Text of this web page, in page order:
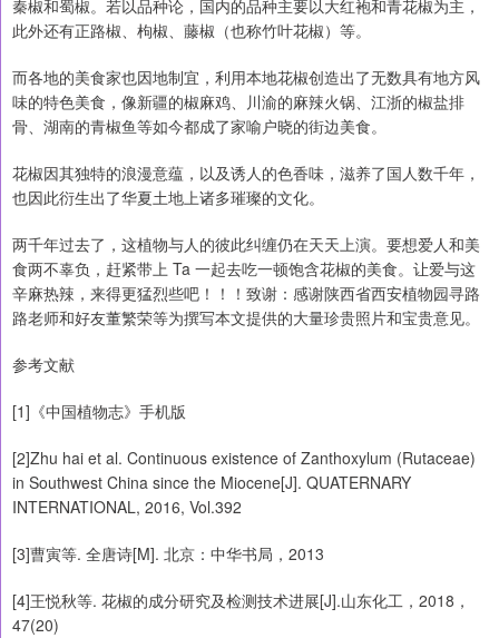
秦椒和蜀椒。若以品种论，国内的品种主要以大红袍和青花椒为主，
此外还有正路椒、枸椒、藤椒（也称竹叶花椒）等。
而各地的美食家也因地制宜，利用本地花椒创造出了无数具有地方风
味的特色美食，像新疆的椒麻鸡、川渝的麻辣火锅、江浙的椒盐排
骨、湖南的青椒鱼等如今都成了家喻户晓的街边美食。
花椒因其独特的浪漫意蕴，以及诱人的色香味，滋养了国人数千年，
也因此衍生出了华夏土地上诸多璀璨的文化。
两千年过去了，这植物与人的彼此纠缠仍在天天上演。要想爱人和美
食两不辜负，赶紧带上 Ta 一起去吃一顿饱含花椒的美食。让爱与这
辛麻热辣，来得更猛烈些吧！！！致谢：感谢陕西省西安植物园寻路
路老师和好友董繁荣等为撰写本文提供的大量珍贵照片和宝贵意见。
参考文献
[1]《中国植物志》手机版
[2]Zhu hai et al. Continuous existence of Zanthoxylum (Rutaceae)
in Southwest China since the Miocene[J]. QUATERNARY
INTERNATIONAL, 2016, Vol.392
[3]曹寅等. 全唐诗[M]. 北京：中华书局，2013
[4]王悦秋等. 花椒的成分研究及检测技术进展[J].山东化工，2018，
47(20)